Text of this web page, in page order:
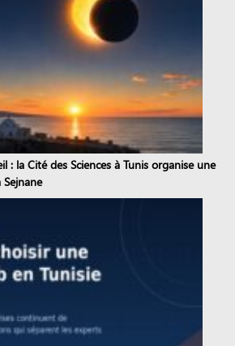
: la Cité des Sciences à Tunis organise une